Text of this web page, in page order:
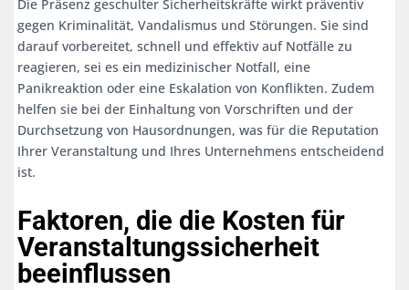
Die Präsenz geschulter Sicherheitskräfte wirkt präventiv
gegen Kriminalität, Vandalismus und Störungen. Sie sind
darauf vorbereitet, schnell und effektiv auf Notfälle zu
reagieren, sei es ein medizinischer Notfall, eine
Panikreaktion oder eine Eskalation von Konflikten. Zudem
helfen sie bei der Einhaltung von Vorschriften und der
Durchsetzung von Hausordnungen, was für die Reputation
Ihrer Veranstaltung und Ihres Unternehmens entscheidend
ist.
Faktoren, die die Kosten für
Veranstaltungssicherheit
beeinflussen